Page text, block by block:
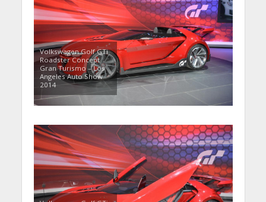
Volkswagen Golf GTi
Roadster Concept
Gran Turismo – Los
Angeles Auto Show
2014